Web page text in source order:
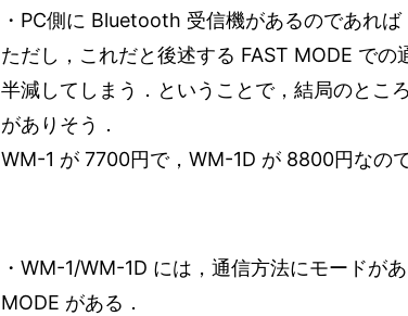
・PC側に Bluetooth 受信機があるのであれ
ただし，これだと後述する FAST MODE で
半減してしまう．ということで，結局のとこ
がありそう．
WM-1 が 7700円で，WM-1D が 8800円なの
・WM-1/WM-1D には，通信方法にモードが
MODE がある．